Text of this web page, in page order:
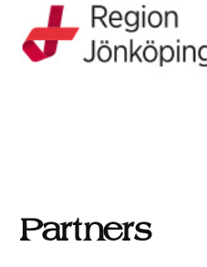
Partners